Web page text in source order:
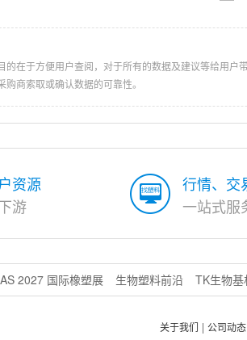
的在于方便用户查阅，对于所有的数据及建议等给用
购商索取或确认数据的可靠性。
资源
游
行情、交
一站式服
2027 国际橡塑展 生物塑料前沿 TK生物
关于我们 公司动态